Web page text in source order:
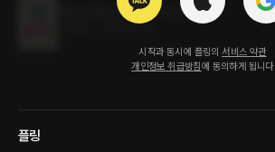
시작과 동시에 플링의 서비스 약관
개인정보 취급방침에 동의하게 됩니다
세이 더 워드 (SAY THE WORD) 1권
플링